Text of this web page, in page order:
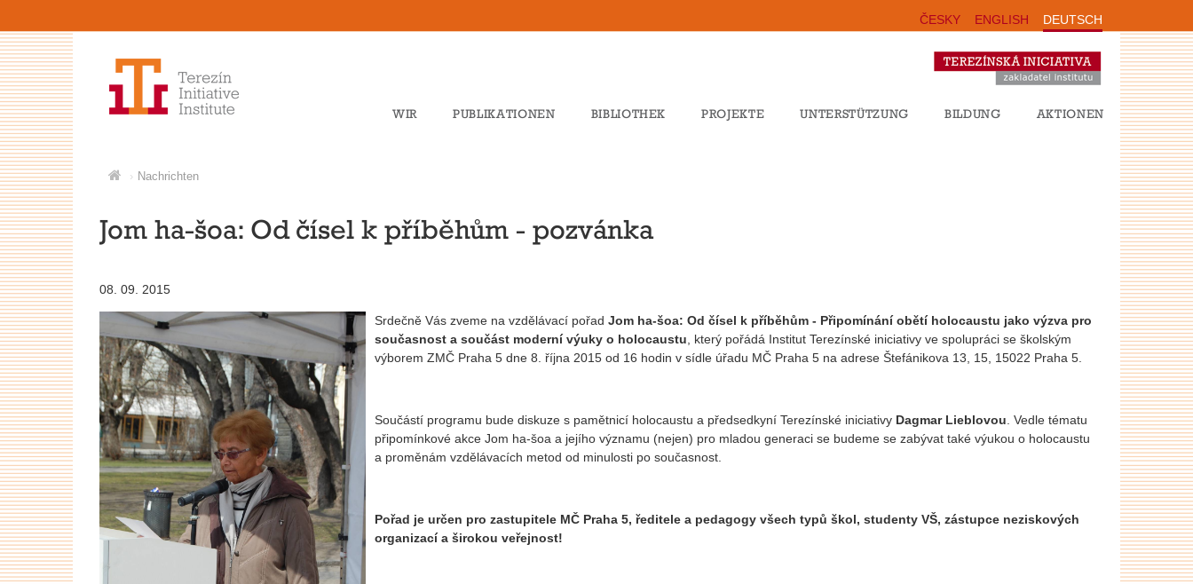
WIR PUBLIKATIONEN BIBLIOTHEK PROJEKTE UNTERSTÜTZUNG BILDUNG AKTIONEN
ČESKY ENGLISH DEUTSCH
Nachrichten
Jom ha-šoa: Od čísel k příběhům - pozvánka
08. 09. 2015
Srdečně Vás zveme na vzdělávací pořad Jom ha-šoa: Od čísel k příběhům - Připomínání obětí holocaustu jako výzva pro
současnost a součást moderní výuky o holocaustu , který pořádá Institut Terezínské iniciativy ve spolupráci se školským
výborem ZMČ Praha 5 dne 8. října 2015 od 16 hodin v sídle úřadu MČ Praha 5 na adrese Štefánikova 13, 15, 15022 Praha 5.
Součástí programu bude diskuze s pamětnicí holocaustu a předsedkyní Terezínské iniciativy Dagmar Lieblovou . Vedle tématu
připomínkové akce Jom ha-šoa a jejího významu (nejen) pro mladou generaci se budeme se zabývat také výukou o holocaustu
a proměnám vzdělávacích metod od minulosti po současnost.
Pořad je určen pro zastupitele MČ Praha 5, ředitele a pedagogy všech typů škol, studenty VŠ, zástupce neziskových
organizací a širokou veřejnost!